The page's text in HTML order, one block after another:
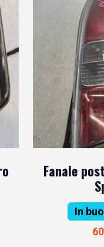
Fanale
In